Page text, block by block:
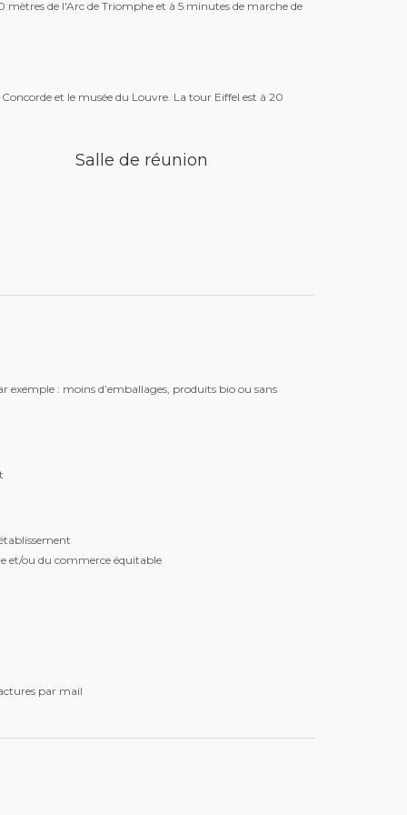
de l'Arc de Triomphe et à 5 minutes de marche de
et le musée du Louvre. La tour Eiffel est à 20
Salle de réunion
: moins d’emballages, produits bio ou sans
et/ou du commerce équitable
par mail